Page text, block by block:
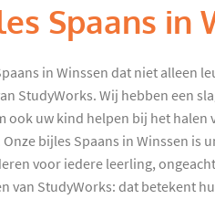
Spaans in
in Winssen dat niet alleen
StudyWorks. Wij hebben een
ook uw kind helpen bij het halen
bijles Spaans in Winssen is
voor iedere leerling,
van StudyWorks: dat betekent